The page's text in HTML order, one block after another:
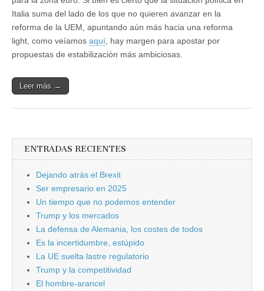
Italia suma del lado de los que no quieren avanzar en la
reforma de la UEM, apuntando aún más hacia una reforma
light, como veíamos aquí , hay margen para apostar por
propuestas de estabilización más ambiciosas.
Leer más →
ENTRADAS RECIENTES
Dejando atrás el Brexit
Ser empresario en 2025
Un tiempo que no podemos entender
Trump y los mercados
La defensa de Alemania, los costes de todos
Es la incertidumbre, estúpido
La UE suelta lastre regulatorio
Trump y la competitividad
El hombre-arancel